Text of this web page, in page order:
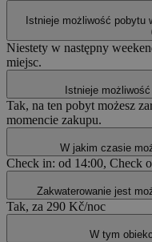
Istnieje możliwość pobytu
Niestety w następny
miejsc.
Istnieje
Tak, na ten pobyt możesz
momencie zakupu.
W jakim czasie
Check in: od 14:00, Check
Zakwaterowanie jest
Tak, za 290 Kč/noc
W tym